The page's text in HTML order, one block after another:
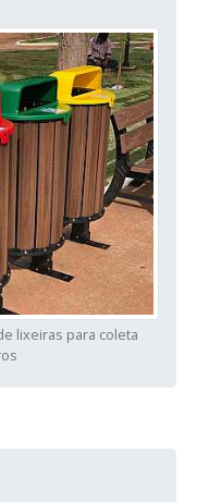
lixeiras para coleta